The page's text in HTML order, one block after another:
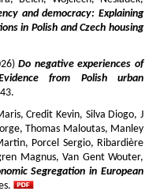
and democracy: Explaining
in Polish and Czech housing
Do negative experiences of
from Polish urban
Credit Kevin, Silva Diogo, J
Thomas Maloutas, Manley
Porcel Sergio, Ribardière
Magnus, Van Gent Wouter,
Segregation in European